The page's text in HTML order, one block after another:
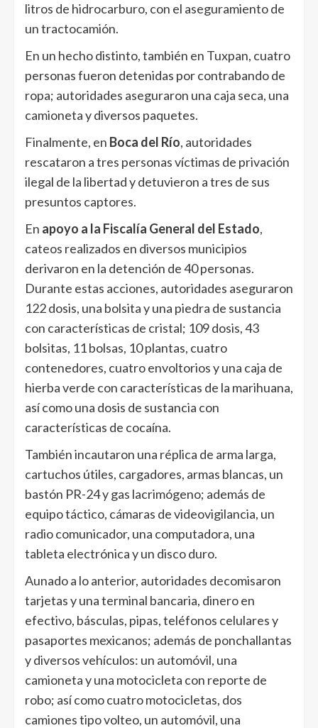
litros de hidrocarburo, con el aseguramiento de
un tractocamión.
En un hecho distinto, también en Tuxpan, cuatro
personas fueron detenidas por contrabando de
ropa; autoridades aseguraron una caja seca, una
camioneta y diversos paquetes.
Finalmente, en Boca del Río, autoridades
rescataron a tres personas víctimas de privación
ilegal de la libertad y detuvieron a tres de sus
presuntos captores.
En apoyo a la Fiscalía General del Estado,
cateos realizados en diversos municipios
derivaron en la detención de 40 personas.
Durante estas acciones, autoridades aseguraron
122 dosis, una bolsita y una piedra de sustancia
con características de cristal; 109 dosis, 43
bolsitas, 11 bolsas, 10 plantas, cuatro
contenedores, cuatro envoltorios y una caja de
hierba verde con características de la marihuana,
así como una dosis de sustancia con
características de cocaína.
También incautaron una réplica de arma larga,
cartuchos útiles, cargadores, armas blancas, un
bastón PR-24 y gas lacrimógeno; además de
equipo táctico, cámaras de videovigilancia, un
radio comunicador, una computadora, una
tableta electrónica y un disco duro.
Aunado a lo anterior, autoridades decomisaron
tarjetas y una terminal bancaria, dinero en
efectivo, básculas, pipas, teléfonos celulares y
pasaportes mexicanos; además de ponchallantas
y diversos vehículos: un automóvil, una
camioneta y una motocicleta con reporte de
robo; así como cuatro motocicletas, dos
camiones tipo volteo, un automóvil, una